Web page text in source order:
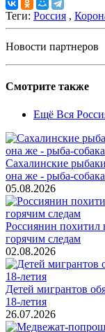
Теги: Россия ,
Новости партнеров
Смотрите также
Ещё Вся
Сахалинские
она же - рыба-собака
05.08.2026
Россиянин похитил
горячим следам
02.08.2026
Детей мигрантов
18-летия
26.07.2026